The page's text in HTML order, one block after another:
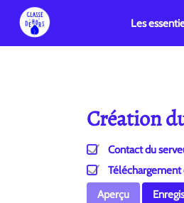
Les
Création
Contact du
Téléchargement
Aperçu